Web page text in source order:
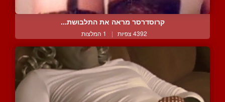
קרוסדרסר מראה את התלבושת...
4392 צפיות | 1 המלצות